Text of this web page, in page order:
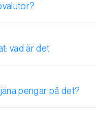
vad är det
pengar på det?